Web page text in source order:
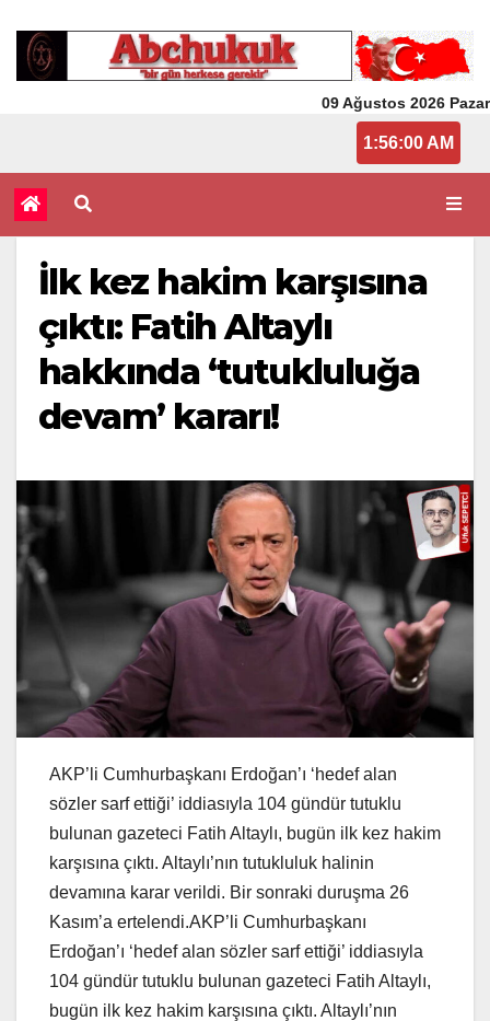
09 Ağustos 2026 Pazar
1:56:00 AM
İlk kez hakim karşısına
çıktı: Fatih Altaylı
hakkında ‘tutukluluğa
devam’ kararı!
AKP’li Cumhurbaşkanı Erdoğan’ı ‘hedef alan
sözler sarf ettiği’ iddiasıyla 104 gündür tutuklu
bulunan gazeteci Fatih Altaylı, bugün ilk kez hakim
karşısına çıktı. Altaylı’nın tutukluluk halinin
devamına karar verildi. Bir sonraki duruşma 26
Kasım’a ertelendi.AKP’li Cumhurbaşkanı
Erdoğan’ı ‘hedef alan sözler sarf ettiği’ iddiasıyla
104 gündür tutuklu bulunan gazeteci Fatih Altaylı,
bugün ilk kez hakim karşısına çıktı. Altaylı’nın